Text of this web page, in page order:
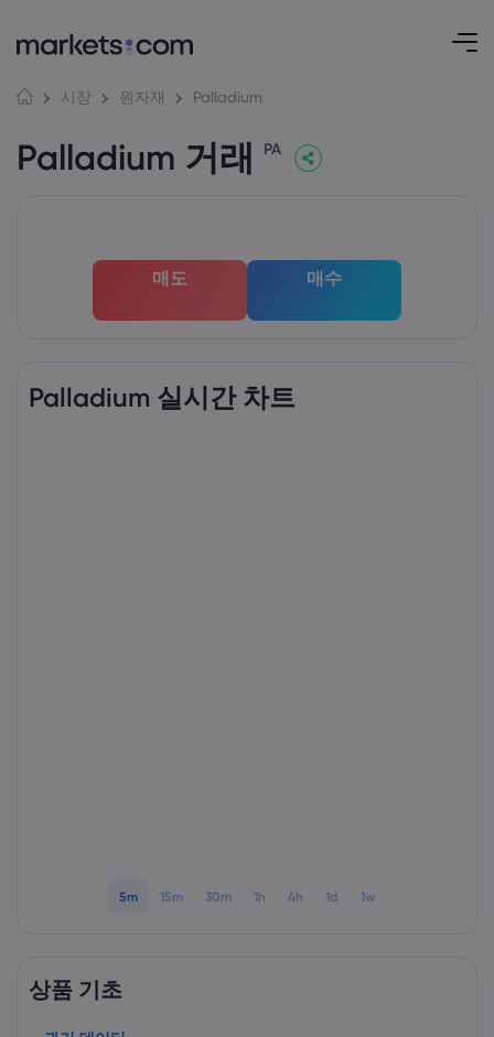
시장 원자재 Palladium
Palladium 거래 PA
매도 매수
Palladium 실시간 차트
5m 15m 30m 1h 4h 1d 1w
상품 기초